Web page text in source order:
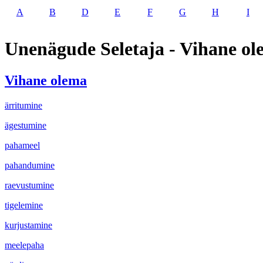
A B D E F G H I
Unenägude Seletaja - Vihane
Vihane olema
ärritumine
ägestumine
pahameel
pahandumine
raevustumine
tigelemine
kurjustamine
meelepaha